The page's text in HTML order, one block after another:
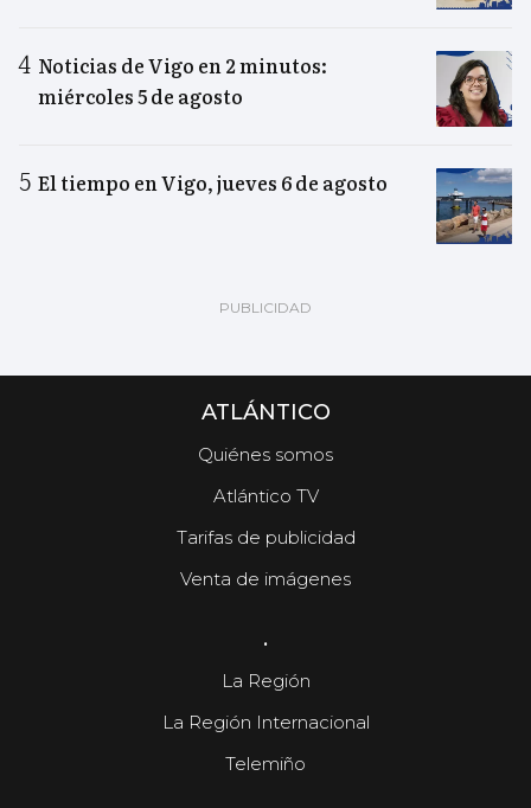
Noticias de Vigo en 2 minutos:
miércoles 5 de agosto
El tiempo en Vigo, jueves 6 de agosto
ATLÁNTICO
Quiénes somos
Atlántico TV
Tarifas de publicidad
Venta de imágenes
.
La Región
La Región Internacional
Telemiño